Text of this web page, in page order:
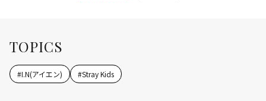
TOPICS
#I.N(アイエン) #Stray Kids